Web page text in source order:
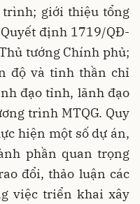
trình; giới thiệu tổng
định 1719/QĐ-
tướng Chính phủ;
độ và tinh thần chỉ
đạo tỉnh, lãnh đạo
trình MTQG. Quy
hiện một số dự án,
phần quan trọng
đổi, thảo luận các
việc triển khai xây